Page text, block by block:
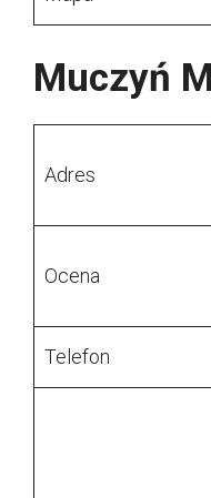
Muczyń
Adres
Ocena
Telefon